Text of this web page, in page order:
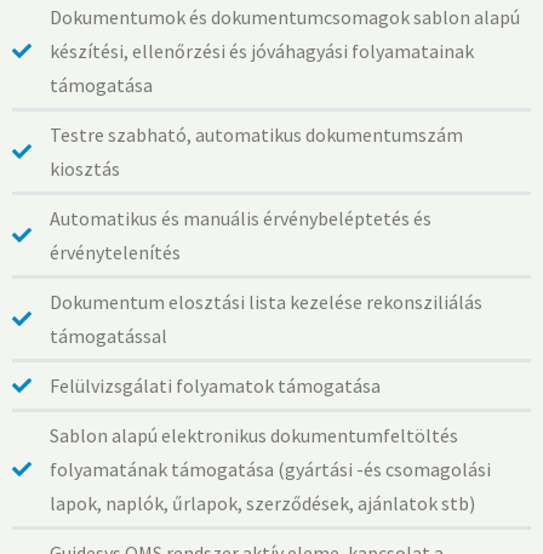
Dokumentumok és dokumentumcsomagok sablon alapú
készítési, ellenőrzési és jóváhagyási folyamatainak
támogatása
Testre szabható, automatikus dokumentumszám
kiosztás
Automatikus és manuális érvénybeléptetés és
érvénytelenítés
Dokumentum elosztási lista kezelése rekonsziliálás
támogatással
Felülvizsgálati folyamatok támogatása
Sablon alapú elektronikus dokumentumfeltöltés
folyamatának támogatása (gyártási -és csomagolási
lapok, naplók, űrlapok, szerződések, ajánlatok stb)